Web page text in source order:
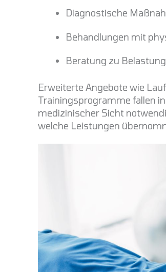
Diagnostische
Behandlungen mit
Beratung zu
Erweiterte Angebote wie
Trainingsprogramme fallen
medizinischer Sicht
welche Leistungen